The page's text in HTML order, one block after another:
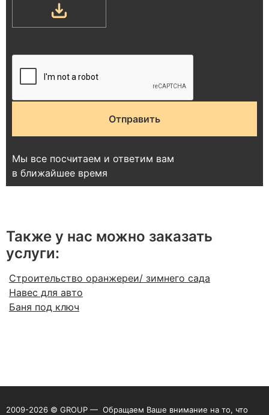
Мы все посчитаем и ответим вам
в ближайшее время
Также у нас можно заказать
услуги:
Строительство оранжереи/ зимнего сада
Навес для авто
Баня под ключ
2009-2026 © GROUP — Обращаем Ваше внимание на то, что